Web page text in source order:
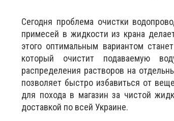
Сегодня проблема очистки
примесей в жидкости из крана
этого оптимальным вариантом
который очистит подаваемую
распределения растворов на
позволяет быстро избавиться от
для похода в магазин за чистой
доставкой по всей Украине.